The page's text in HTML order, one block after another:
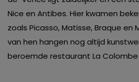
Nice en Antibes. Hier kwamen
zoals Picasso, Matisse, Braque en
van hen hangen nog altijd
beroemde restaurant La Colombe